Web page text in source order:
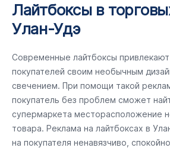
Лайтбоксы в
Улан-Удэ
Современные лайтбоксы
покупателей своим необычным
свечением. При помощи такой
покупатель без проблем сможет
супермаркета месторасположение
товара. Реклама на лайтбоксах в
на покупателя ненавязчиво,